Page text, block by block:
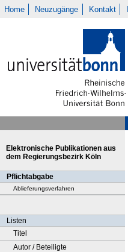
Home Neuzugänge Kontakt
Elektronische Publikationen aus
dem Regierungsbezirk Köln
Pflichtabgabe
Ablieferungsverfahren
Listen
Titel
Autor / Beteiligte